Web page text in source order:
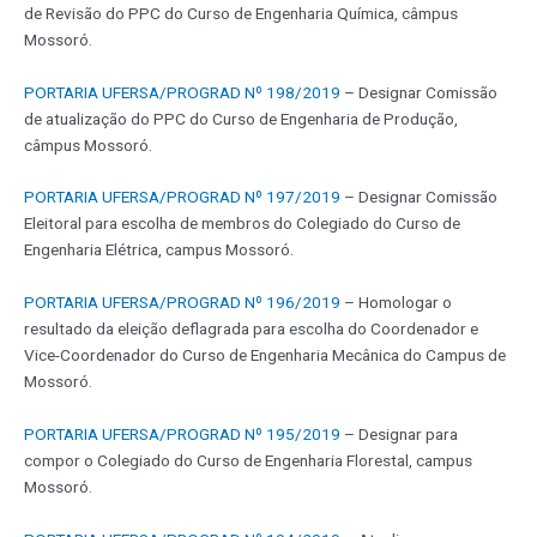
de Revisão do PPC do Curso de Engenharia Química, câmpus
Mossoró.
PORTARIA UFERSA/PROGRAD Nº 198/2019 – Designar Comissão
de atualização do PPC do Curso de Engenharia de Produção,
câmpus Mossoró.
PORTARIA UFERSA/PROGRAD Nº 197/2019 – Designar Comissão
Eleitoral para escolha de membros do Colegiado do Curso de
Engenharia Elétrica, campus Mossoró.
PORTARIA UFERSA/PROGRAD Nº 196/2019 – Homologar o
resultado da eleição deflagrada para escolha do Coordenador e
Vice-Coordenador do Curso de Engenharia Mecânica do Campus de
Mossoró.
PORTARIA UFERSA/PROGRAD Nº 195/2019 – Designar para
compor o Colegiado do Curso de Engenharia Florestal, campus
Mossoró.